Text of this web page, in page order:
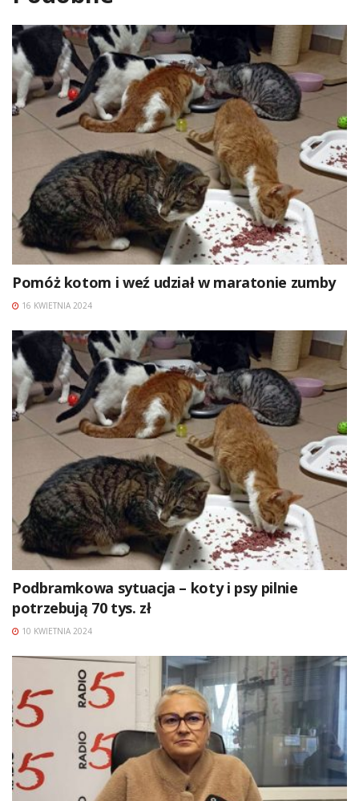
Pomóż kotom i weź udział w maratonie zumby
16 KWIETNIA 2024
Podbramkowa sytuacja – koty i psy pilnie
potrzebują 70 tys. zł
10 KWIETNIA 2024